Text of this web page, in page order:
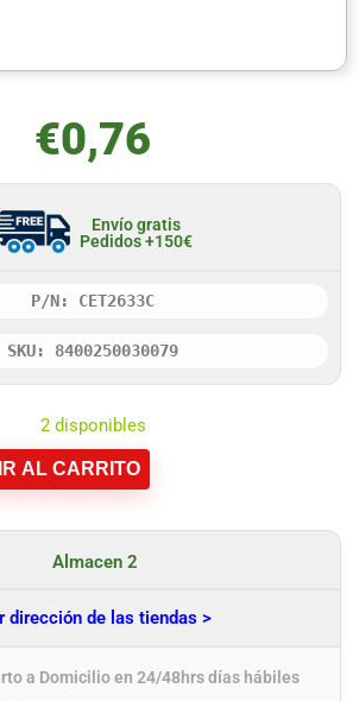
€0,76
Envío gratis
Pedidos +150€
P/N: CET2633C
SKU: 8400250030079
2 disponibles
AL CARRITO
Almacen 2
dirección de las tiendas >
a Domicilio en 24/48hrs días hábiles